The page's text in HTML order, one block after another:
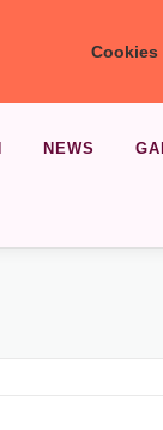
Cookies
NEWS